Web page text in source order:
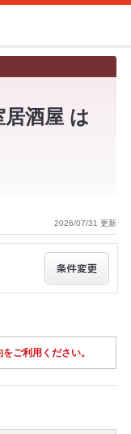
酒屋 は
2026/07/31 更新
ご利用ください。